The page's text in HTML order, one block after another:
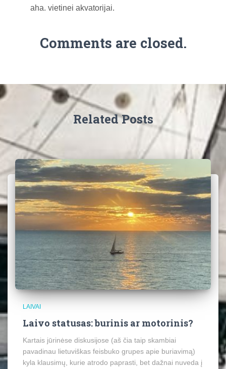
aha. vietinei akvatorijai.
Comments are closed.
Related Posts
LAIVAI
Laivo statusas: burinis ar motorinis?
Kartais jūrinėse diskusijose (aš čia taip skambiai
pavadinau lietuviškas feisbuko grupes apie buriavimą)
kyla klausimų, kurie atrodo paprasti, bet dažnai nuveda į